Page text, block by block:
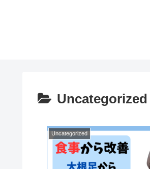
Uncategorized
Uncategorized